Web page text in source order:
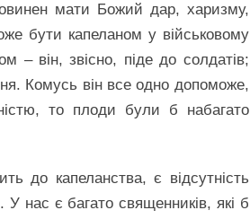
мати Божий дар, харизму,
бути капеланом у військовому
– він, звісно, піде до солдатів;
Комусь він все одно допоможе,
то плоди були б набагато
до капеланства, є відсутність
нас є багато священників, які б